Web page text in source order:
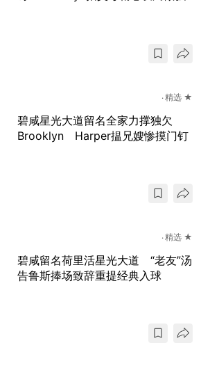
精选 ★
碧咸星光大道留名全家力撑独欠
Brooklyn Harper揾兄嫂惨摸门钉
精选 ★
碧咸留名荷里活星光大道 “老友”汤
告鲁斯捧场致辞重提经典入球